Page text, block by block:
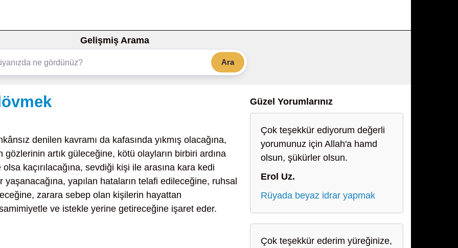
Gelişmiş Arama
Ara
denilen kavramı da kafasında yıkmış olacağına,
artık güleceğine, kötü olayların birbiri ardına
kaçırılacağına, sevdiği kişi ile arasına kara kedi
yapılan hataların telafi edileceğine, ruhsal
zarara sebep olan kişilerin hayattan
ve istekle yerine getireceğine işaret eder.
Güzel Yorumlarınız
Çok teşekkür ediyorum değerli
yorumunuz için Allah'a hamd
olsun, şükürler olsun.
Erol Uz.
Rüyada beyaz idrar yapmak
Çok teşekkür ederim yüreğinize,